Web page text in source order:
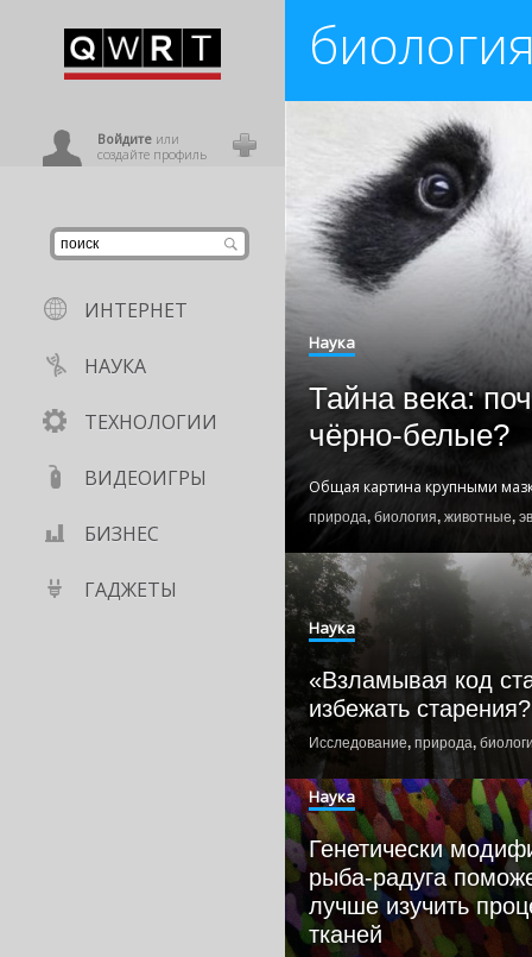
Войдитеили
создайте профиль
ИНТЕРНЕТ
НАУКА
ТЕХНОЛОГИИ
ВИДЕОИГРЫ
БИЗНЕС
ГАДЖЕТЫ
Наука
Тайна века:
чёрно-белые?
Общая картина крупными
природа, биология, животные,
Наука
«Взламывая код
избежать старения?
Исследование, природа,
Наука
Генетически
рыба-радуга
лучше изучить
тканей